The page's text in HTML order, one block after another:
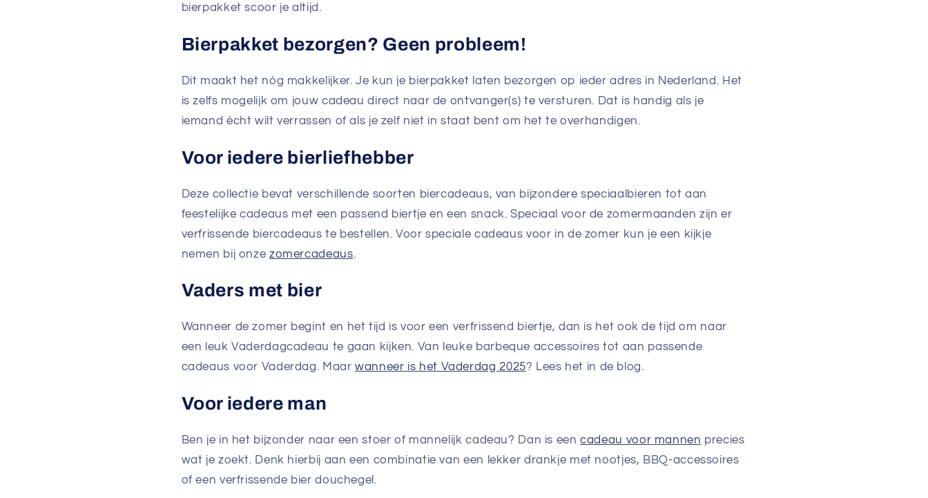
bierpakket scoor je altijd.
Bierpakket bezorgen? Geen probleem!
Dit maakt het nóg makkelijker. Je kun je bierpakket laten bezorgen op ieder adres in Nederland. Het
is zelfs mogelijk om jouw cadeau direct naar de ontvanger(s) te versturen. Dat is handig als je
iemand écht wilt verrassen of als je zelf niet in staat bent om het te overhandigen.
Voor iedere bierliefhebber
Deze collectie bevat verschillende soorten biercadeaus, van bijzondere speciaalbieren tot aan
feestelijke cadeaus met een passend biertje en een snack. Speciaal voor de zomermaanden zijn er
verfrissende biercadeaus te bestellen. Voor speciale cadeaus voor in de zomer kun je een kijkje
nemen bij onze zomercadeaus.
Vaders met bier
Wanneer de zomer begint en het tijd is voor een verfrissend biertje, dan is het ook de tijd om naar
een leuk Vaderdagcadeau te gaan kijken. Van leuke barbeque accessoires tot aan passende
cadeaus voor Vaderdag. Maarwanneer is het Vaderdag 2025? Lees het in de blog.
Voor iedere man
Ben je in het bijzonder naar een stoer of mannelijk cadeau? Dan is eencadeau voor mannen precies
wat je zoekt. Denk hierbij aan een combinatie van een lekker drankje met nootjes, BBQ-accessoires
of een verfrissende bier douchegel.